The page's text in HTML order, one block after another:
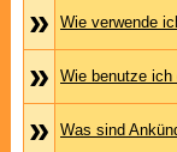
» Wie verwende
» Wie benutze ich
» Was sind